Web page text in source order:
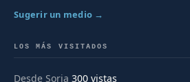
Sugerir un medio →
LOS MÁS VISITADOS
Desde Soria 300 vistas